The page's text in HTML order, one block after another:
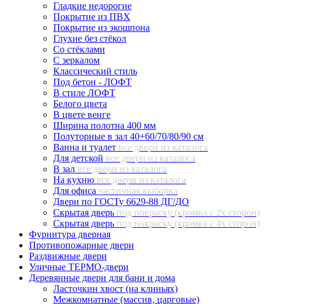
Гладкие недорогие
Покрытие из ПВХ
Покрытие из экошпона
Глухие без стёкол
Со стёклами
С зеркалом
Классический стиль
Под бетон - ЛОФТ
В стиле ЛОФТ
Белого цвета
В цвете венге
Ширина полотна 400 мм
Полуторные в зал 40+60/70/80/90 см
Ванна и туалет все двери из каталога
Для детской все двери из каталога
В зал все двери из каталога
На кухню все двери из каталога
Для офиса частичная выборка
Двери по ГОСТу 6629-88 ДГ/ДО
Скрытая дверь под покраску (кромка с 2х сторон)
Скрытая дверь под покраску (кромка с 4х сторон)
Фурнитура дверная
Противопожарные двери
Раздвижные двери
Уличные ТЕРМО-двери
Деревянные двери для бани и дома
Ласточкин хвост (на клиньях)
Межкомнатные (массив, царговые)